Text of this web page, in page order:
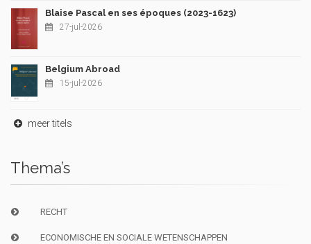
Blaise Pascal en ses époques (2023-1623)
27-jul-2026
Belgium Abroad
15-jul-2026
meer titels
Thema’s
RECHT
ECONOMISCHE EN SOCIALE WETENSCHAPPEN